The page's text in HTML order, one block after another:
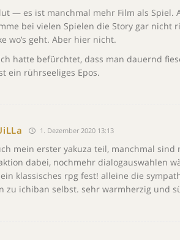
— es ist manchmal mehr Film als Spiel.
bei vielen Spielen die Story gar nicht
wo’s geht. Aber hier nicht.
hatte befürchtet, dass man dauernd
ein rührseeliges Epos.
1. Dezember 2020 13:13
mein erster yakuza teil, manchmal
dabei, nochmehr dialogauswahlen
klassisches rpg fest! alleine die
zu ichiban selbst. sehr warmherzig und